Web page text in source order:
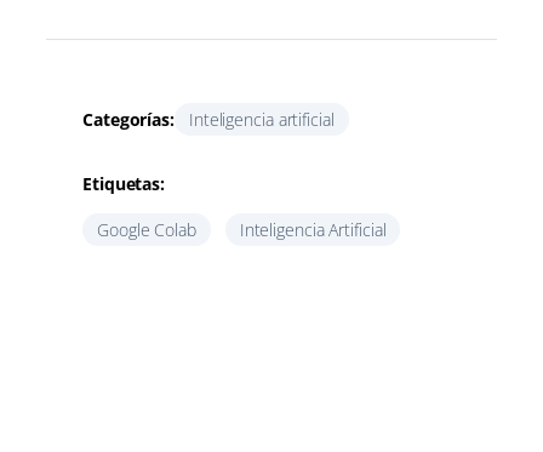
Categorías: Inteligencia artificial
Etiquetas:
Google Colab Inteligencia Artificial